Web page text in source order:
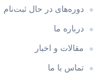
در حال ثبت‌نام
ما
و اخبار
با ما